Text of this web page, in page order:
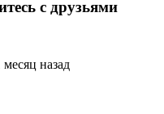
с друзьями
назад